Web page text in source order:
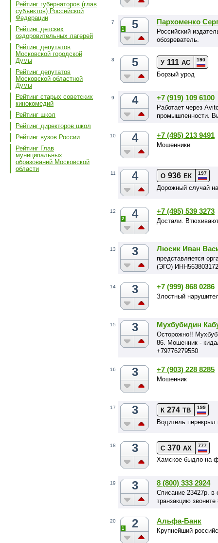
Рейтинг губернаторов (глав
субъектов) Российской
Федерации
Рейтинг детских
оздоровительных лагерей
Рейтинг депутатов
Московской городской
Думы
Рейтинг депутатов
Московской областной
Думы
Рейтинг старых советских
кинокомедий
Рейтинг школ
Рейтинг директоров школ
Рейтинг вузов России
Рейтинг Глав
муниципальных
образований Московской
области
7 5
1
Пархоменко
Российский
обозреватель.
8 5 У 111 АС 190
Борзый урод
9 4 +7 (919) 109 6100
Работает через
промышленности.
10 4 +7 (495) 213 9491
Мошенники
11 4 О 936 ЕК 197
Дорожный случай
12 4
2
+7 (495) 539 3273
Достали.
13 3 Люсик Иван
представляется
(ЭГО)
14 3 +7 (999) 868 0286
Злостный
15 3 Мухбубидин
Осторожно!!
86. Мошенник -
+79776279550
16 3 +7 (903) 228 8285
Мошенник
17 3 К 274 ТВ 199
Водитель
18 3 С 370 АХ 777
Хамское быдло на
19 3 8 (800) 333 2924
Списание 23427p. в
транзакцию
20 2
1
Альфа-Банк
Крупнейший